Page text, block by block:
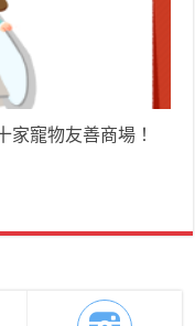
家寵物友善商場！